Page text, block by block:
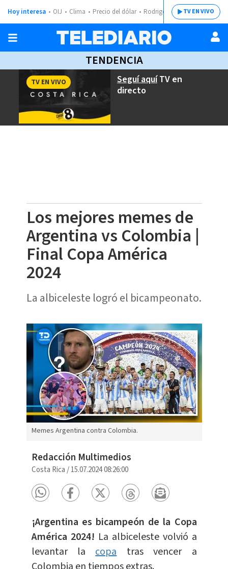
Hoy interesa OIJ Clima Precio del dólar Rodrigo ChavesTV EN VIVO
TENDENCIA
Seguí aquíTV en
directo
TV EN VIVO
Los mejores memes de
Argentina vs Colombia |
Final Copa América
2024
La albiceleste logró el bicampeonato.
Memes Argentina contra Colombia.
Redacción Multimedios
Costa Rica /15.07.2024 08:26:00
¡Argentina es bicampeón de la Copa
América 2024! La albiceleste volvió a
levantar lacopatras vencer a